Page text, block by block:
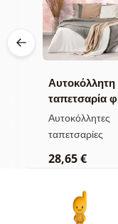
Αυτοκόλλητη
ταπετσαρία
με παστέλ
απόχρωση
Αυτοκόλλητες
ταπετσαρίες
28,65 €